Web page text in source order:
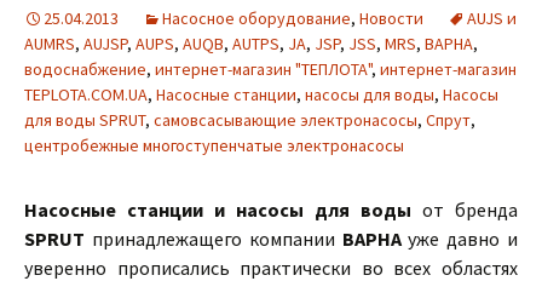
25.04.2013 Насосное оборудование, Новости
AUJS и
AUMRS, AUJSP, AUPS, AUQB, AUTPS, JA, JSP, JSS, MRS, ВАРНА,
водоснабжение, интернет-магазин "ТЕПЛОТА", интернет-магазин
TEPLOTA.COM.UA, Насосные станции, насосы для воды, Насосы
для воды SPRUT, самовсасывающие электронасосы, Спрут,
центробежные многоступенчатые электронасосы
Насосные станции и насосы для воды от бренда
SPRUT принадлежащего компании ВАРНАуже давно и
уверенно прописались практически во всех областях